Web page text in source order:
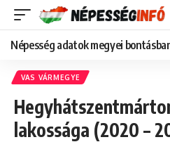
Népesség adatok megyei
VAS VÁRMEGYE
lakossága (2020 –